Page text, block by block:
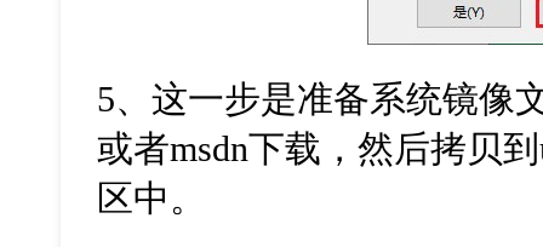
5、这一步是准备系统镜像
或者msdn下载，然后拷贝到
区中。